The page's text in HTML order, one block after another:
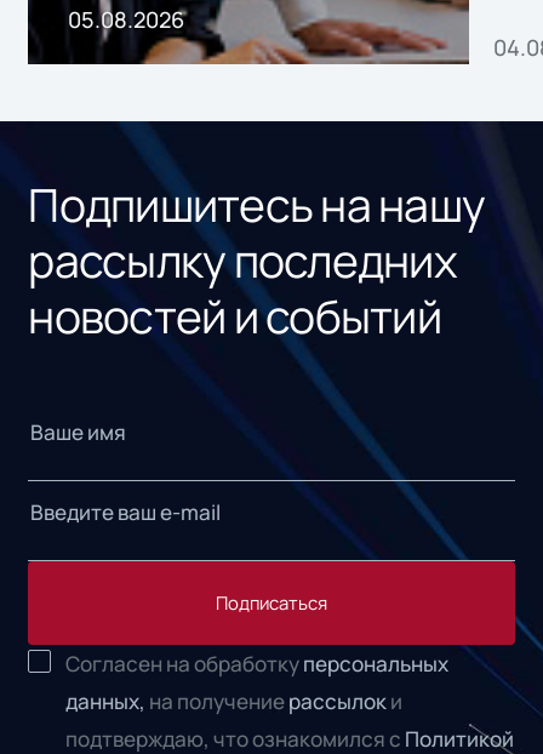
05.08.2026
Подпишитесь на нашу
рассылку последних
новостей и событий
Подписаться
Согласен на обработкуперсональных
данных, на получениерассылоки
подтверждаю, что ознакомился с Политикой